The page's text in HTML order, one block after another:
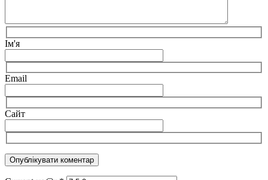
Ім'я
Email
Сайт